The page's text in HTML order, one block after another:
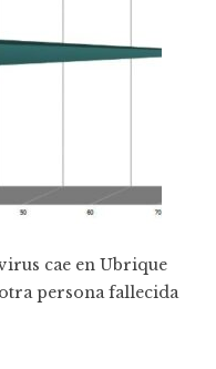
cae en Ubrique
persona fallecida